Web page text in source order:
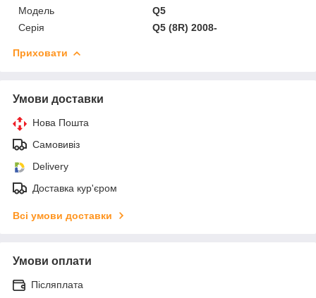
Модель
Q5
Серія
Q5 (8R) 2008-
Приховати
Умови доставки
Нова Пошта
Самовивіз
Delivery
Доставка кур'єром
Всі умови доставки
Умови оплати
Післяплата